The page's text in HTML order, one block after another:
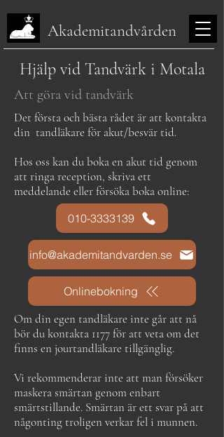
Akademitandvården
Hjälp vid Tandvärk i Motala
Att göra vid tandvärk
Det första och bästa rådet är att kontakta
din tandläkare för akut/besvär tid.
Hos oss kan du boka en akut tid genom
att ringa reception, skriva ett
meddelande eller försöka boka online:
Om din egen tandläkare inte går att nå
bör du kontakta 1177 för att veta om det
finns en jourtandläkare tillgänglig.
Vi rekommenderar inte att man försöker
maskera smärtan genom enbart
smärtstillande. Smärtan är ett svar på att
någonting troligen verkar fel i munnen.
010-3333139
info@akademitandvarden.se
Onlinebokning